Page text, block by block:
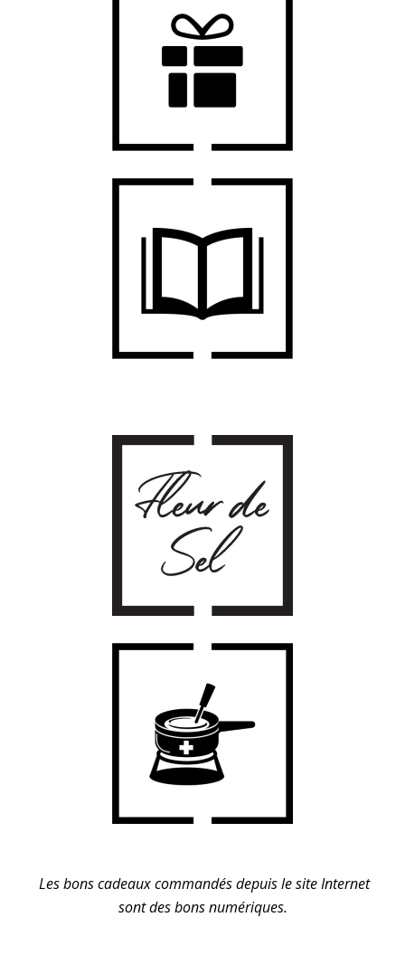
Les bons cadeaux commandés depuis le site Internet
sont des bons numériques.